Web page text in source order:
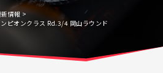
情報
ピオンクラス Rd.3/4 岡山ラウンド